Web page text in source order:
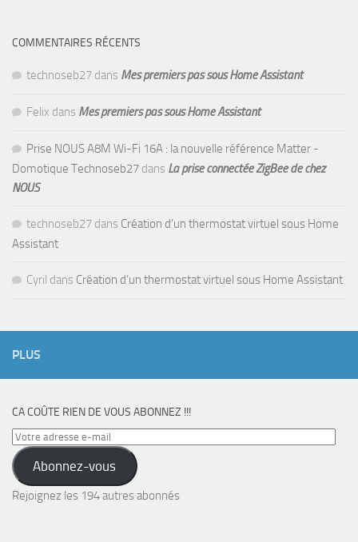
COMMENTAIRES RÉCENTS
technoseb27 dans Mes premiers pas sous Home Assistant
Felix dans Mes premiers pas sous Home Assistant
Prise NOUS A8M Wi-Fi 16A : la nouvelle référence Matter -
Domotique Technoseb27 dans La prise connectée ZigBee de chez
NOUS
technoseb27 dans Création d’un thermostat virtuel sous Home
Assistant
Cyril dans Création d’un thermostat virtuel sous Home Assistant
PLUS
CA COÛTE RIEN DE VOUS ABONNEZ !!!
Votre
adresse
e-
mail
Abonnez-vous
Rejoignez les 194 autres abonnés